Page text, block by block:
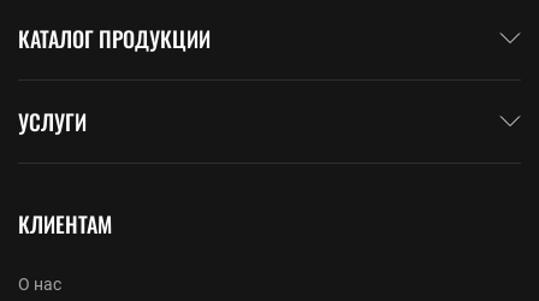
КАТАЛОГ ПРОДУКЦИИ
УСЛУГИ
КЛИЕНТАМ
О нас